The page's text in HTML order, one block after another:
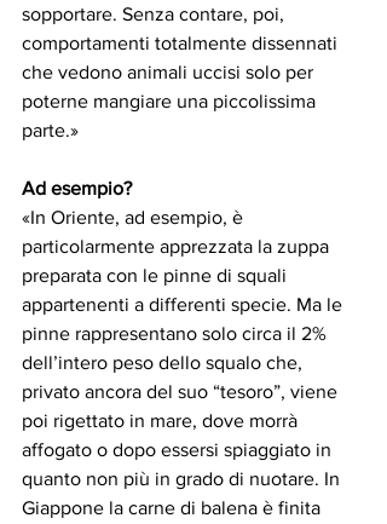
sopportare. Senza contare, poi,
comportamenti totalmente dissennati
che vedono animali uccisi solo per
poterne mangiare una piccolissima
parte.»
Ad esempio?
«In Oriente, ad esempio, è
particolarmente apprezzata la zuppa
preparata con le pinne di squali
appartenenti a differenti specie. Ma le
pinne rappresentano solo circa il 2%
dell’intero peso dello squalo che,
privato ancora del suo “tesoro”, viene
poi rigettato in mare, dove morrà
affogato o dopo essersi spiaggiato in
quanto non più in grado di nuotare. In
Giappone la carne di balena è finita